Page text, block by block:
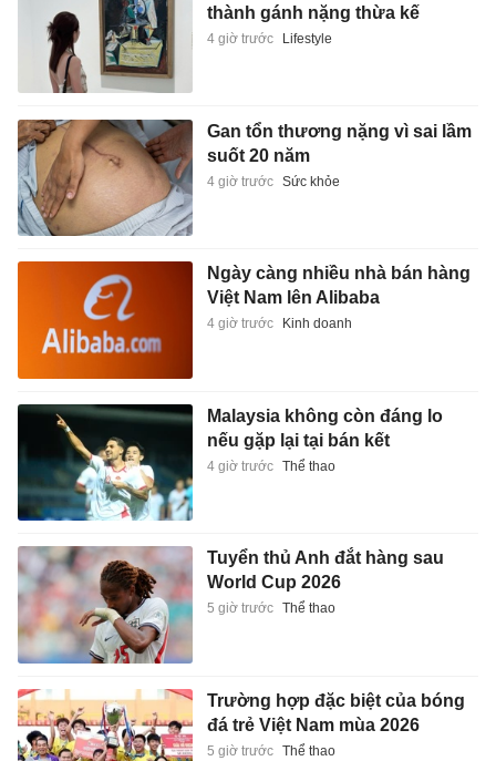
thành gánh nặng thừa kế
4 giờ trước Lifestyle
Gan tổn thương nặng vì sai lầm
suốt 20 năm
4 giờ trước Sức khỏe
Ngày càng nhiều nhà bán hàng
Việt Nam lên Alibaba
4 giờ trước Kinh doanh
Malaysia không còn đáng lo
nếu gặp lại tại bán kết
4 giờ trước Thể thao
Tuyển thủ Anh đắt hàng sau
World Cup 2026
5 giờ trước Thể thao
Trường hợp đặc biệt của bóng
đá trẻ Việt Nam mùa 2026
5 giờ trước Thể thao